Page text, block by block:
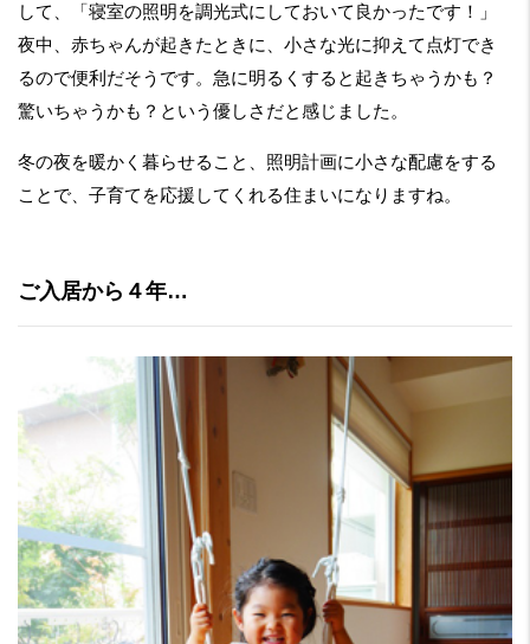
して、「寝室の照明を調光式にしておいて良かったです！」
夜中、赤ちゃんが起きたときに、小さな光に抑えて点灯でき
るので便利だそうです。急に明るくすると起きちゃうかも？
驚いちゃうかも？という優しさだと感じました。
冬の夜を暖かく暮らせること、照明計画に小さな配慮をする
ことで、子育てを応援してくれる住まいになりますね。
ご入居から４年…